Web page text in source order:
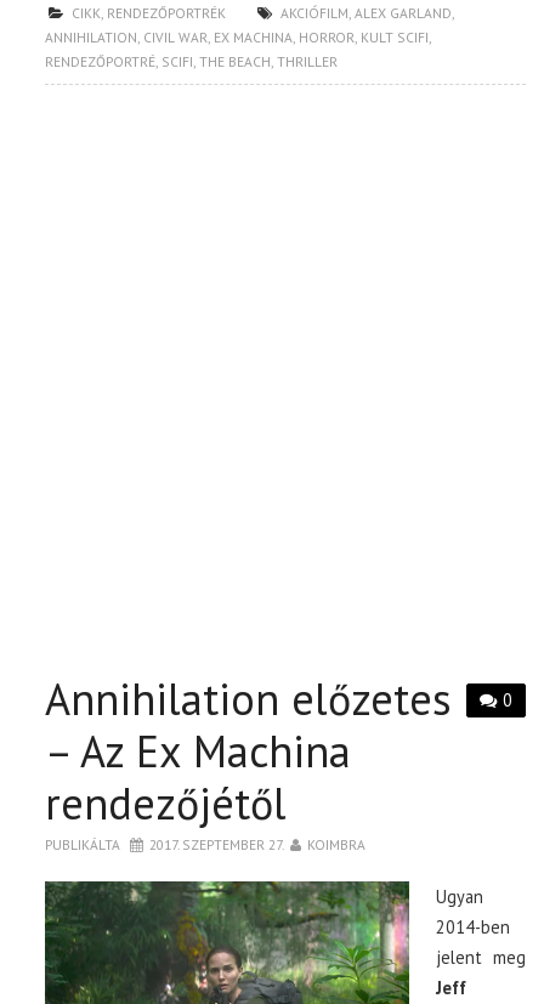
CIKK RENDEZŐPORTRÉK AKCIÓFILM ,ALEX GARLAND
ANNIHILATION CIVIL WAR EX MACHINA HORROR KULT SCIFI
RENDEZŐPORTRÉ SCIFI ,THE BEACH ,THRILLER
0
Annihilation előzetes
– Az Ex Machina
rendezőjétől
PUBLIKÁLTA 2017. SZEPTEMBER 27. KOIMBRA
Ugyan
2014-ben
jelent meg
Jeff